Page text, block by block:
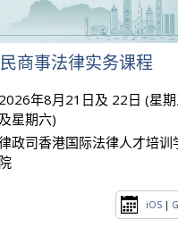
商事法律实务课程
2026年8月21日及 22日 (星
及星期六)
政司香港国际法律人才培训
院
iOS |